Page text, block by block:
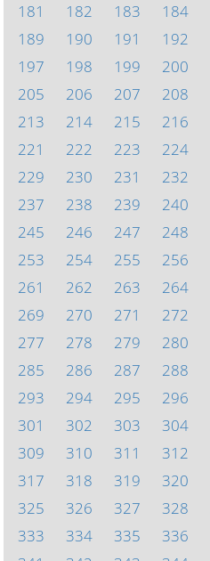
181
182 183 184
189
190 191 192
197
198 199 200
205
206 207 208
213
214 215 216
221
222 223 224
229
230 231 232
237
238 239 240
245
246 247 248
253
254 255 256
261
262 263 264
269
270 271 272
277
278 279 280
285
286 287 288
293
294 295 296
301
302 303 304
309
310 311 312
317
318 319 320
325
326 327 328
333
334 335 336